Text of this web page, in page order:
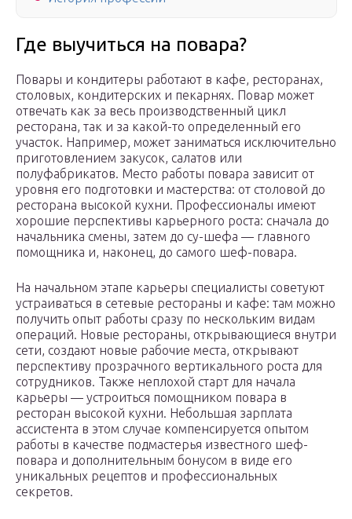
Где выучиться на повара?
Повары и кондитеры работают в кафе, ресторанах,
столовых, кондитерских и пекарнях. Повар может
отвечать как за весь производственный цикл
ресторана, так и за какой-то определенный его
участок. Например, может заниматься исключительно
приготовлением закусок, салатов или
полуфабрикатов. Место работы повара зависит от
уровня его подготовки и мастерства: от столовой до
ресторана высокой кухни. Профессионалы имеют
хорошие перспективы карьерного роста: сначала до
начальника смены, затем до су-шефа — главного
помощника и, наконец, до самого шеф-повара.
На начальном этапе карьеры специалисты советуют
устраиваться в сетевые рестораны и кафе: там можно
получить опыт работы сразу по нескольким видам
операций. Новые рестораны, открывающиеся внутри
сети, создают новые рабочие места, открывают
перспективу прозрачного вертикального роста для
сотрудников. Также неплохой старт для начала
карьеры — устроиться помощником повара в
ресторан высокой кухни. Небольшая зарплата
ассистента в этом случае компенсируется опытом
работы в качестве подмастерья известного шеф-
повара и дополнительным бонусом в виде его
уникальных рецептов и профессиональных
секретов.